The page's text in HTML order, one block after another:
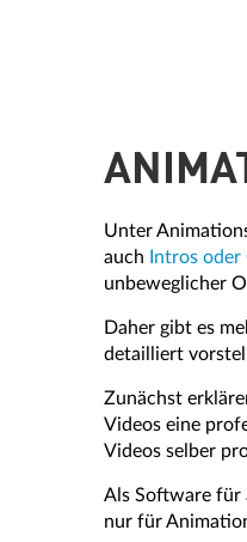
Unter
auch Intros oder
unbeweglicher
Daher gibt es
detailliert
Zunächst
Videos eine
Videos selber
Als Software für
nur für